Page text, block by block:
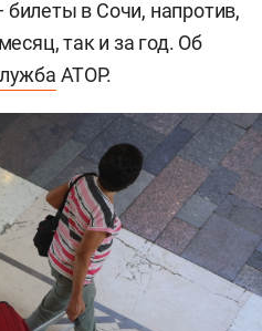
в Сочи, напротив,
так и за год. Об
АТОР.